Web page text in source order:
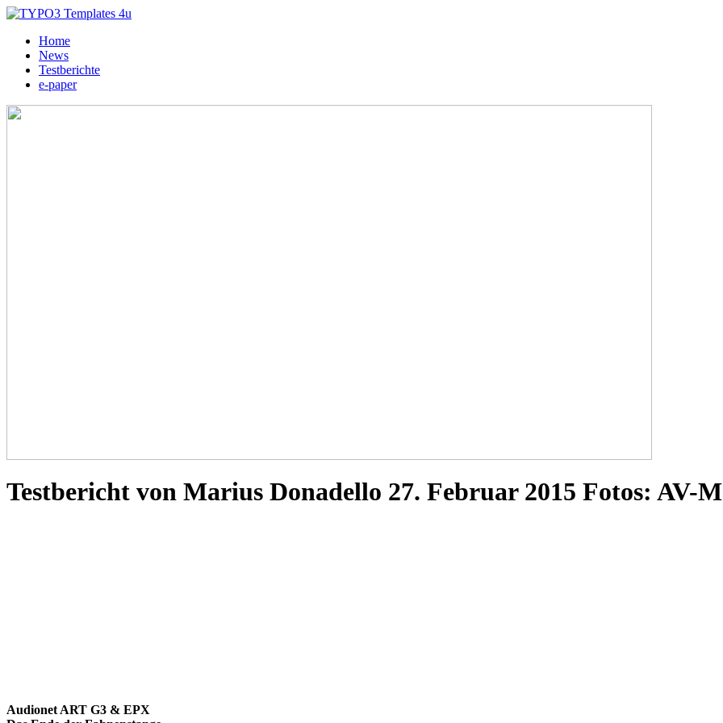
Home
News
Testberichte
e-paper
Testbericht von Marius Donadello 27. Februar 2015 Fotos: AV-
Audionet ART G3 & EPX